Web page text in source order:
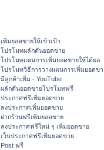
เพิ่มยอดขายให้เข้าเป้า
โปรโมทผลักดันยอดขาย
โปรโมทแผนการเพิ่มยอดขายให้ได้ผล
โปรโมทวิธีการวางแผนการเพิ่มยอดข
มีลูกค้าเพิ่ม - YouTube
ผลักดันยอดขายโปรโมทฟรี
ประกาศฟรีเพิ่มยอดขาย
ลงประกาศเพิ่มยอดขาย
ฝากร้านฟรีเพิ่มยอดขาย
ลงประกาศฟรีใหม่ ๆ เพิ่มยอดขาย
เว็บประกาศฟรีเพิ่มยอดขาย
Post ฟรี